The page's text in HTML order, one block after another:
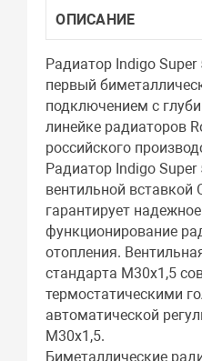
ОПИСАНИЕ
Радиатор Indigo Super
первый
подключением с
линейке радиаторов
российского
Радиатор Indigo
вентильной вставкой
гарантирует
функционирование
отопления.
стандарта М30х1,5
термостатическими
автоматической
М30х1,5.
Биметаллические